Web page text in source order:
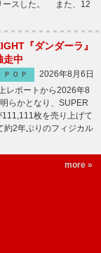
ースした。 また、12
『ダンダーラ』
走中
ＰＯＰ
2026年8月6日
レポートから2026年8
らかとなり、SUPER
枚を売り上げて
2年ぶりのフィジカル
more »